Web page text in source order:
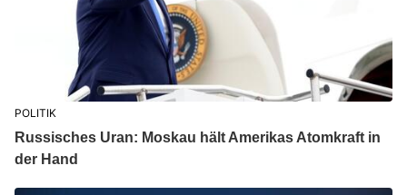
POLITIK
Russisches Uran: Moskau hält Amerikas Atomkraft in
der Hand